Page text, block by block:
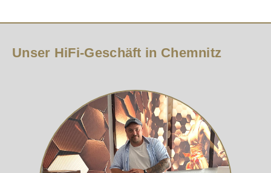
Unser HiFi-Geschäft in Chemnitz